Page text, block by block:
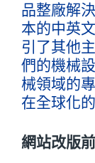
品整廠解
本的中英
引了其他
們的機械
械領域的
在全球化
網站改版